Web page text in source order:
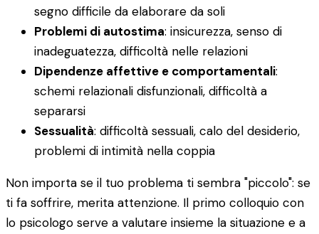
segno difficile da elaborare da soli
Problemi di autostima: insicurezza, senso di
inadeguatezza, difficoltà nelle relazioni
Dipendenze affettive e comportamentali:
schemi relazionali disfunzionali, difficoltà a
separarsi
Sessualità: difficoltà sessuali, calo del desiderio,
problemi di intimità nella coppia
Non importa se il tuo problema ti sembra "piccolo": se
ti fa soffrire, merita attenzione. Il primo colloquio con
lo psicologo serve a valutare insieme la situazione e a